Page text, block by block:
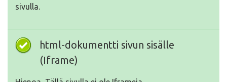
sivulla.
html-dokumentti sivun sisälle
(Iframe)